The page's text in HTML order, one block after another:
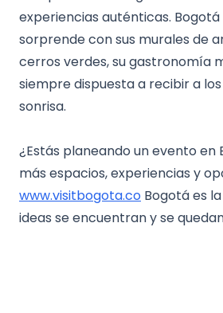
experiencias auténticas. Bogotá
sorprende con sus murales de
cerros verdes, su gastronomía
siempre dispuesta a recibir a
sonrisa.
¿Estás planeando un evento en
más espacios, experiencias y
www.visitbogota.co Bogotá es
ideas se encuentran y se